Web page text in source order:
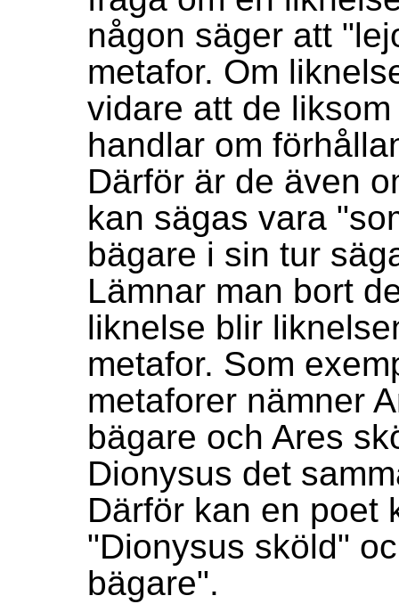
någon säger att
metafor. Om
vidare att de
handlar om
Därför är de även
kan sägas vara
bägare i sin tur
Lämnar man bort
liknelse blir
metafor. Som
metaforer nämner
bägare och Ares
Dionysus det
Därför kan en poet
"Dionysus sköld"
bägare".